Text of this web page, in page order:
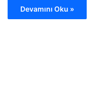
Devamını Oku »